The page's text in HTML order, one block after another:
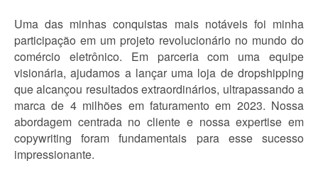
Uma das minhas conquistas mais notáveis foi minha
participação em um projeto revolucionário no mundo do
comércio eletrônico. Em parceria com uma equipe
visionária, ajudamos a lançar uma loja de dropshipping
que alcançou resultados extraordinários, ultrapassando a
marca de 4 milhões em faturamento em 2023. Nossa
abordagem centrada no cliente e nossa expertise em
copywriting foram fundamentais para esse sucesso
impressionante.